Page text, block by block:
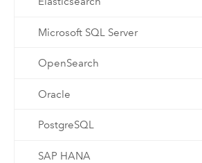
Microsoft SQL Server
OpenSearch
Oracle
PostgreSQL
SAP HANA